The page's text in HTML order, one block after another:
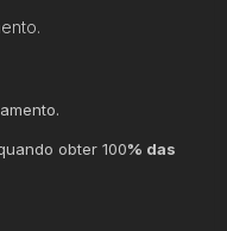
obter 100% das